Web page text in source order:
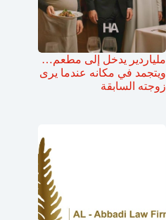
ملياردير يدخل إلى مطعم…
ويتجمد في مكانه عندما يرى
زوجته السابقة